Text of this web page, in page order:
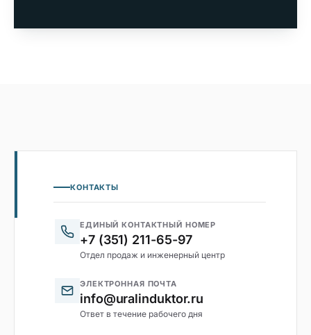
КОНТАКТЫ
ЕДИНЫЙ КОНТАКТНЫЙ НОМЕР
+7 (351) 211-65-97
Отдел продаж и инженерный центр
ЭЛЕКТРОННАЯ ПОЧТА
info@uralinduktor.ru
Ответ в течение рабочего дня